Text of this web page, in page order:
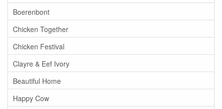
Boerenbont
Chicken Together
Chicken Festival
Clayre & Eef Ivory
Beautiful Home
Happy Cow